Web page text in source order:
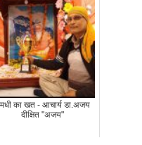
का खत - आचार्य डा.अजय
दीक्षित "अजय"